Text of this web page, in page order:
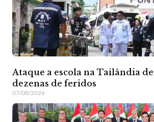
Ataque a escola na Tailândia
dezenas de feridos
07/08/2026